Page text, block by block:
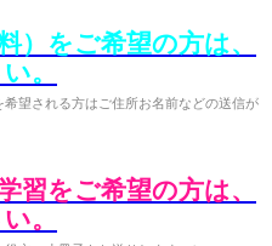
）をご希望の方は、
。
希望される方はご住所お名前などの送信が
習をご希望の方は、
。